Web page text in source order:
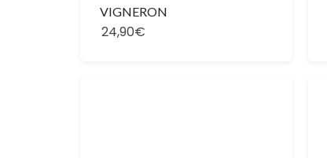
VIGNERON
24,90€